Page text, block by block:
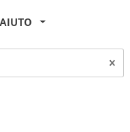
AIUTO